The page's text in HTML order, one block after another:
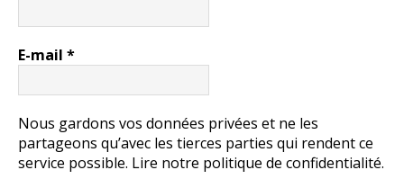
E-mail *
Nous gardons vos données privées et ne les
partageons qu’avec les tierces parties qui rendent ce
service possible. Lire notre politique de confidentialité.